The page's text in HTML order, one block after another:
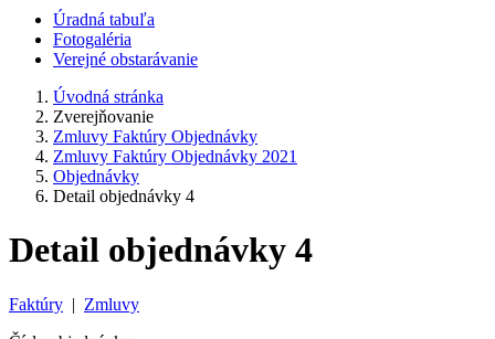
Úradná tabuľa
Fotogaléria
Verejné obstarávanie
Úvodná stránka
Zverejňovanie
Zmluvy Faktúry Objednávky
Zmluvy Faktúry Objednávky 2021
Objednávky
Detail objednávky 4
Detail objednávky 4
Faktúry | Zmluvy